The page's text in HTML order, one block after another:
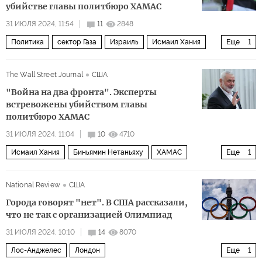
убийстве главы политбюро ХАМАС
31 ИЮЛЯ 2024, 11:54 11 2848
Еще 1
Политика сектор Газа Израиль Исмаил Хания
The Wall Street Journal
США
"Война на два фронта". Эксперты
встревожены убийством главы
политбюро ХАМАС
31 ИЮЛЯ 2024, 11:04 10 4710
Еще 1
Исмаил Хания Биньямин Нетаньяху ХАМАС
National Review
США
Города говорят "нет". В США рассказали,
что не так с организацией Олимпиад
31 ИЮЛЯ 2024, 10:10 14 8070
Еще 1
Лос-Анджелес Лондон